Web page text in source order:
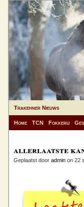
Trakehner Nieuws
Home TCN Fokkerij
allerlaatste
Geplaatst door admin on 22